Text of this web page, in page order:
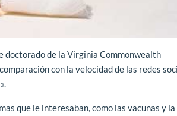
doctorado de la Virginia Commonwealth
con la velocidad de las redes
que le interesaban, como las vacunas y la